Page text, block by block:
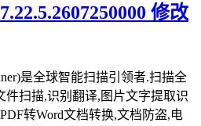
修改
是全球智能扫描引领者.扫描全
件扫描,识别翻译,图片文字提取识
转Word文档转换,文档防盗,电